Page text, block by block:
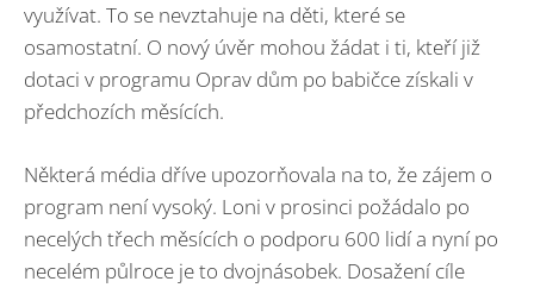
využívat. To se nevztahuje na děti, které se
osamostatní. O nový úvěr mohou žádat i ti, kteří již
dotaci v programu Oprav dům po babičce získali v
předchozích měsících.
Některá média dříve upozorňovala na to, že zájem o
program není vysoký. Loni v prosinci požádalo po
necelých třech měsících o podporu 600 lidí a nyní po
necelém půlroce je to dvojnásobek. Dosažení cíle